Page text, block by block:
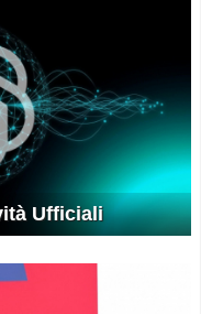
Ufficiali